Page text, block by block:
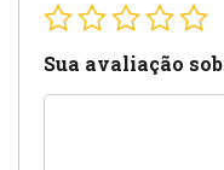
Sua avaliação